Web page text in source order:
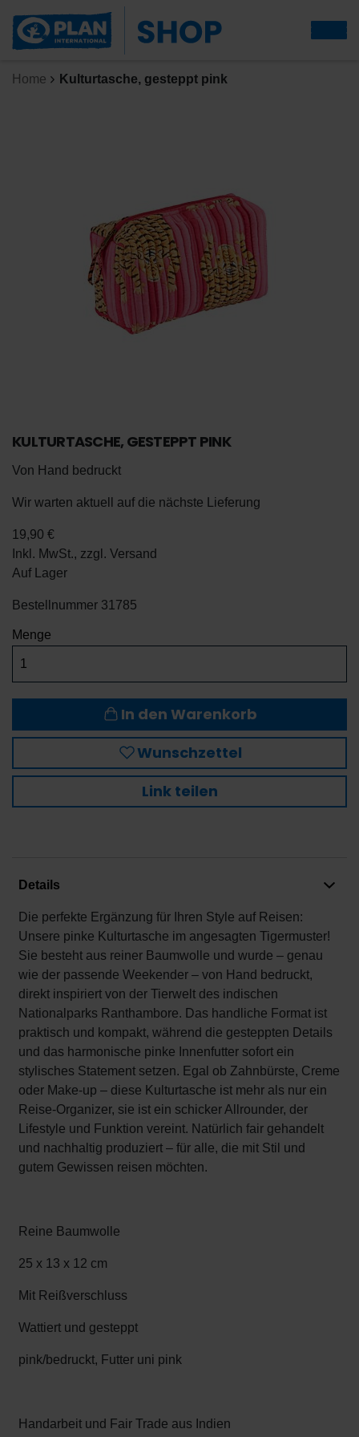
Home Kulturtasche, gesteppt pink
KULTURTASCHE, GESTEPPT PINK
Von Hand bedruckt
Wir warten aktuell auf die nächste Lieferung
19,90 €
Inkl. MwSt., zzgl. Versand
Auf Lager
Bestellnummer 31785
Menge
In den Warenkorb
Wunschzettel
Link teilen
Details
Die perfekte Ergänzung für Ihren Style auf Reisen:
Unsere pinke Kulturtasche im angesagten Tigermuster!
Sie besteht aus reiner Baumwolle und wurde – genau
wie der passende Weekender – von Hand bedruckt,
direkt inspiriert von der Tierwelt des indischen
Nationalparks Ranthambore. Das handliche Format ist
praktisch und kompakt, während die gesteppten Details
und das harmonische pinke Innenfutter sofort ein
stylisches Statement setzen. Egal ob Zahnbürste, Creme
oder Make-up – diese Kulturtasche ist mehr als nur ein
Reise-Organizer, sie ist ein schicker Allrounder, der
Lifestyle und Funktion vereint. Natürlich fair gehandelt
und nachhaltig produziert – für alle, die mit Stil und
gutem Gewissen reisen möchten.
Reine Baumwolle
25 x 13 x 12 cm
Mit Reißverschluss
Wattiert und gesteppt
pink/bedruckt, Futter uni pink
Handarbeit und Fair Trade aus Indien